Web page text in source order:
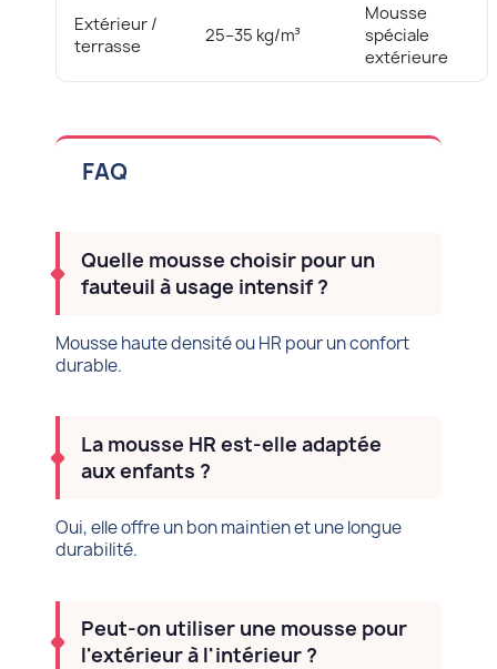
Extérieur /
terrasse
25–35 kg/m³
Mousse
spéciale
extérieure
FAQ
Quelle mousse choisir pour un
fauteuil à usage intensif ?
Mousse haute densité ou HR pour un confort
durable.
La mousse HR est-elle adaptée
aux enfants ?
Oui, elle offre un bon maintien et une longue
durabilité.
Peut-on utiliser une mousse pour
l'extérieur à l'intérieur ?